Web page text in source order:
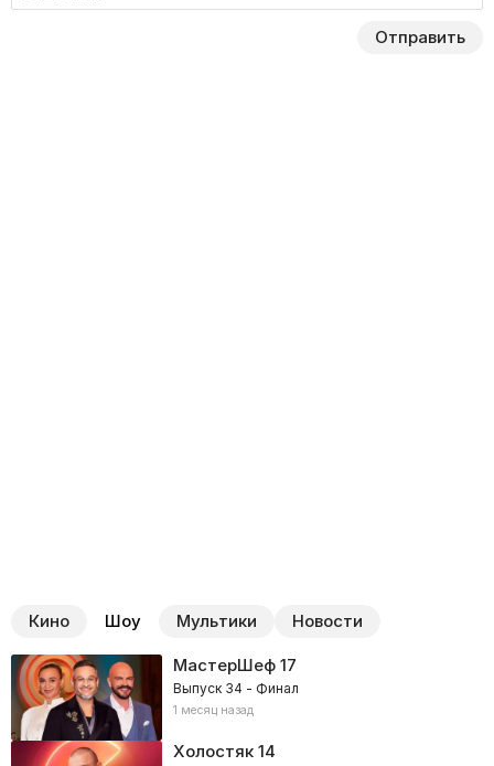
Отправить
Кино Шоу Мультики Новости
МастерШеф17
Выпуск 34 - Финал
1 месяц назад
Холостяк14